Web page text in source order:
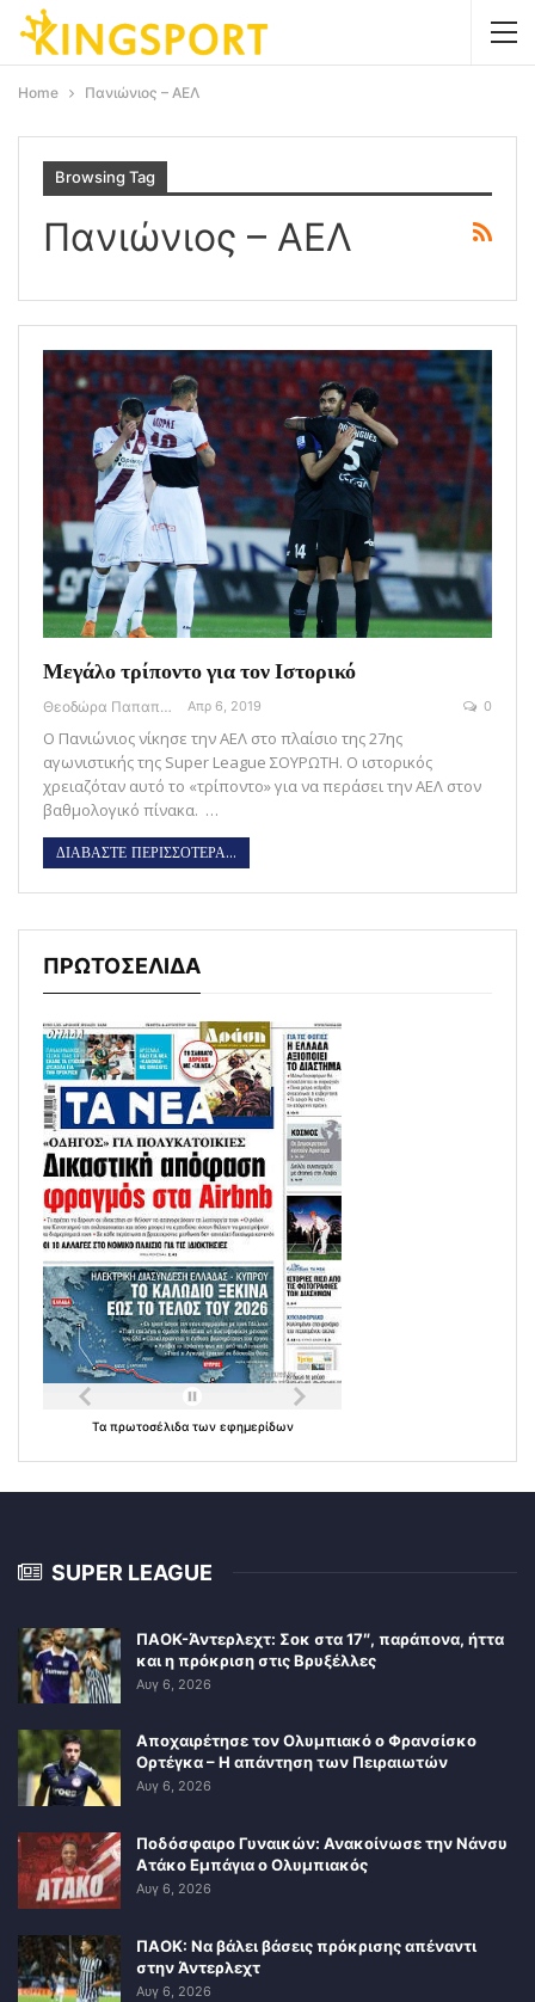
Home Πανιώνιος – ΑΕΛ
Browsing Tag
Πανιώνιος – ΑΕΛ
Μεγάλο τρίποντο για τον Ιστορικό
Θεοδώρα Παπαποστόλου Απρ 6, 2019 0
Ο Πανιώνιος νίκησε την ΑΕΛ στο πλαίσιο της 27ης
αγωνιστικής της Super League ΣΟΥΡΩΤΗ. Ο ιστορικός
χρειαζόταν αυτό το «τρίποντο» για να περάσει την ΑΕΛ στον
βαθμολογικό πίνακα. …
ΔΙΑΒΑΣΤΕ ΠΕΡΙΣΣΟΤΕΡΑ...
ΠΡΩΤΟΣΕΛΙΔΑ
Τα πρωτοσέλιδα των εφημερίδων
SUPER LEAGUE
ΠΑΟΚ-Άντερλεχτ: Σοκ στα 17″, παράπονα, ήττα
και η πρόκριση στις Βρυξέλλες
Αυγ 6, 2026
Αποχαιρέτησε τον Ολυμπιακό ο Φρανσίσκο
Ορτέγκα – Η απάντηση των Πειραιωτών
Αυγ 6, 2026
Ποδόσφαιρο Γυναικών: Ανακοίνωσε την Νάνσυ
Ατάκο Εμπάγια ο Ολυμπιακός
Αυγ 6, 2026
ΠΑΟΚ: Να βάλει βάσεις πρόκρισης απέναντι
στην Άντερλεχτ
Αυγ 6, 2026